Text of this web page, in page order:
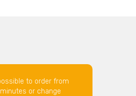
to order from
or change